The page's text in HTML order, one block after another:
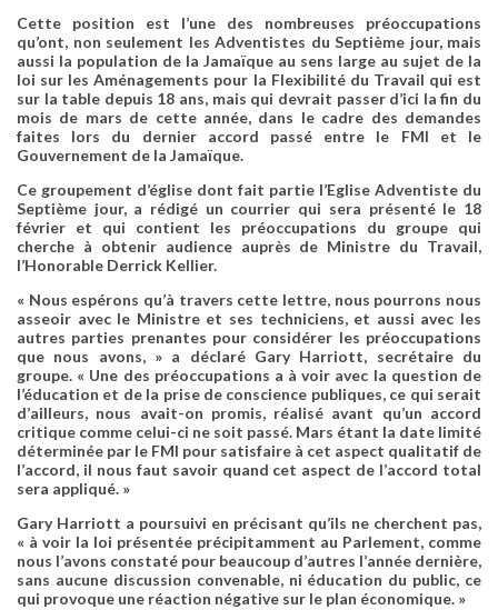
Cette position est l’une des nombreuses préoccupations
qu’ont, non seulement les Adventistes du Septième jour, mais
aussi la population de la Jamaïque au sens large au sujet de la
loi sur les Aménagements pour la Flexibilité du Travail qui est
sur la table depuis 18 ans, mais qui devrait passer d’ici la fin du
mois de mars de cette année, dans le cadre des demandes
faites lors du dernier accord passé entre le FMI et le
Gouvernement de la Jamaïque.
Ce groupement d’église dont fait partie l’Eglise Adventiste du
Septième jour, a rédigé un courrier qui sera présenté le 18
février et qui contient les préoccupations du groupe qui
cherche à obtenir audience auprès de Ministre du Travail,
l’Honorable Derrick Kellier.
« Nous espérons qu’à travers cette lettre, nous pourrons nous
asseoir avec le Ministre et ses techniciens, et aussi avec les
autres parties prenantes pour considérer les préoccupations
que nous avons, » a déclaré Gary Harriott, secrétaire du
groupe. « Une des préoccupations a à voir avec la question de
l’éducation et de la prise de conscience publiques, ce qui serait
d’ailleurs, nous avait-on promis, réalisé avant qu’un accord
critique comme celui-ci ne soit passé. Mars étant la date limité
déterminée par le FMI pour satisfaire à cet aspect qualitatif de
l’accord, il nous faut savoir quand cet aspect de l’accord total
sera appliqué. »
Gary Harriott a poursuivi en précisant qu’ils ne cherchent pas,
« à voir la loi présentée précipitamment au Parlement, comme
nous l’avons constaté pour beaucoup d’autres l’année dernière,
sans aucune discussion convenable, ni éducation du public, ce
qui provoque une réaction négative sur le plan économique. »